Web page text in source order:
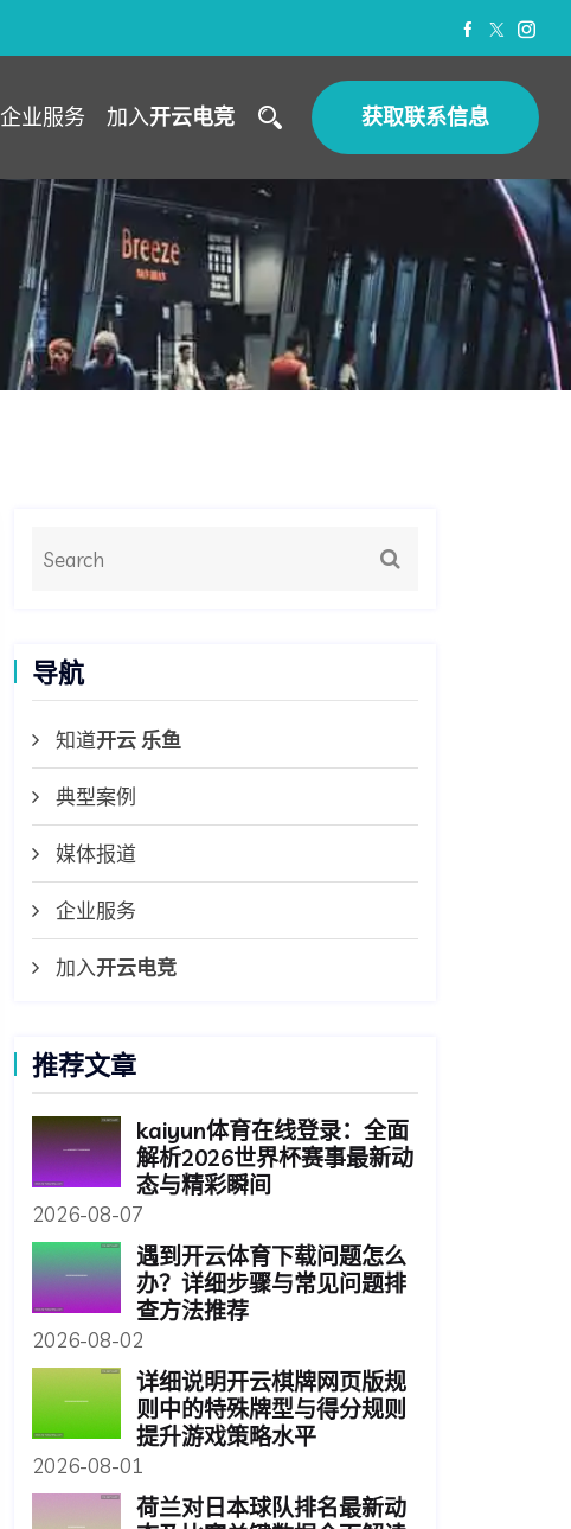
企业服务 加入开云电竞 获取联系信息
导航
知道开云 乐鱼
典型案例
媒体报道
企业服务
加入开云电竞
推荐文章
kaiyun体育在线登录：全面
解析2026世界杯赛事最新动
态与精彩瞬间
2026-08-07
遇到开云体育下载问题怎么
办？详细步骤与常见问题排
查方法推荐
2026-08-02
详细说明开云棋牌网页版规
则中的特殊牌型与得分规则
提升游戏策略水平
2026-08-01
荷兰对日本球队排名最新动